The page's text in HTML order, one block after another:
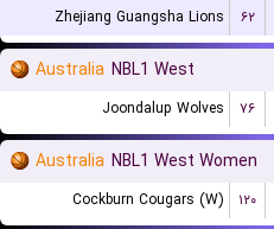
Zhejiang Guangsha Lions
۶۲
Australia NBL1 West
Joondalup Wolves ۷۶
Australia NBL1 West Women
Cockburn Cougars (W) ۱۲۰